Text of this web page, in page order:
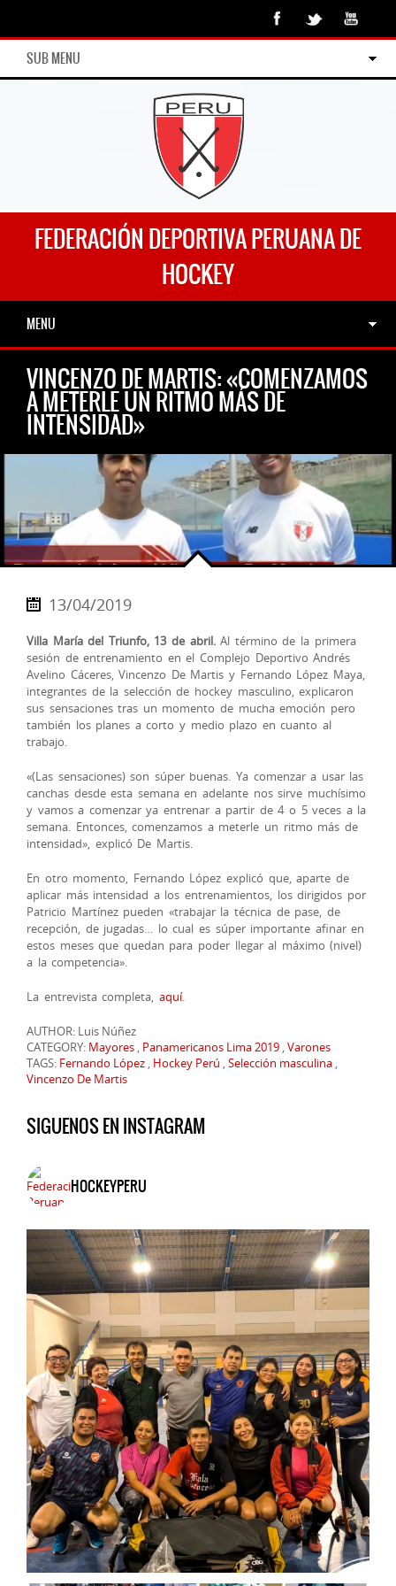
SUB MENU
FEDERACIÓN DEPORTIVA PERUANA DE
HOCKEY
MENU
VINCENZO DE MARTIS: «COMENZAMOS
A METERLE UN RITMO MÁS DE
INTENSIDAD»
13/04/2019
Villa María del Triunfo, 13 de abril.Al término de la primera
sesión de entrenamiento en el Complejo Deportivo Andrés
Avelino Cáceres, Vincenzo De Martis y Fernando López Maya,
integrantes de la selección de hockey masculino, explicaron
sus sensaciones tras un momento de mucha emoción pero
también los planes a corto y medio plazo en cuanto al
trabajo.
«(Las sensaciones) son súper buenas. Ya comenzar a usar las
canchas desde esta semana en adelante nos sirve muchísimo
y vamos a comenzar ya entrenar a partir de 4 o 5 veces a la
semana. Entonces, comenzamos a meterle un ritmo más de
intensidad», explicó De Martis.
En otro momento, Fernando López explicó que, aparte de
aplicar más intensidad a los entrenamientos, los dirigidos por
Patricio Martínez pueden «trabajar la técnica de pase, de
recepción, de jugadas… lo cual es súper importante afinar en
estos meses que quedan para poder llegar al máximo (nivel)
a la competencia».
La entrevista completa, aquí.
AUTHOR: Luis Núñez
CATEGORY: Mayores , Panamericanos Lima 2019 ,Varones
TAGS: Fernando López , Hockey Perú ,Selección masculina ,
Vincenzo De Martis
SIGUENOS EN INSTAGRAM
HOCKEYPERU